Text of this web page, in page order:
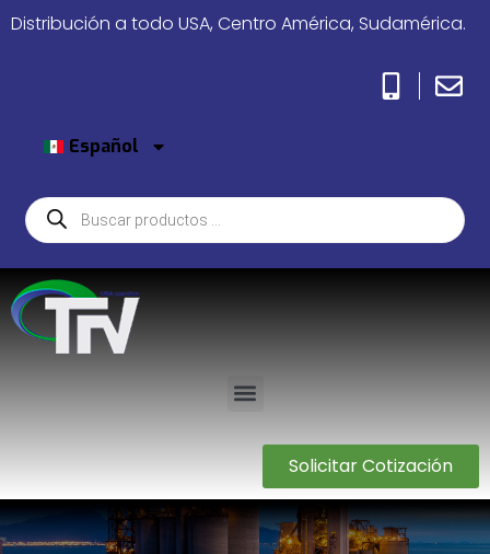
Distribución a todo USA, Centro América, Sudamérica.
Español
Solicitar Cotización